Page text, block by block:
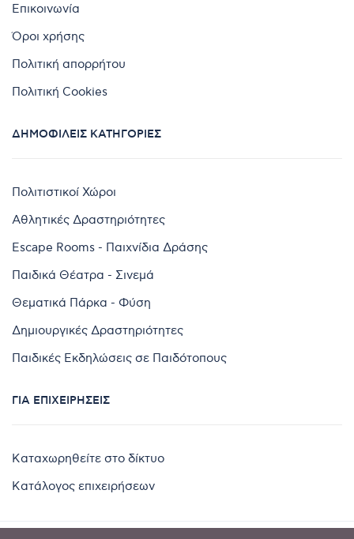
Επικοινωνία
Όροι χρήσης
Πολιτική απορρήτου
Πολιτική Cookies
ΔΗΜΟΦΙΛΕΊΣ ΚΑΤΗΓΟΡΊΕΣ
Πολιτιστικοί Χώροι
Αθλητικές Δραστηριότητες
Escape Rooms - Παιχνίδια Δράσης
Παιδικά Θέατρα - Σινεμά
Θεματικά Πάρκα - Φύση
Δημιουργικές Δραστηριότητες
Παιδικές Εκδηλώσεις σε Παιδότοπους
ΓΙΑ ΕΠΙΧΕΙΡΉΣΕΙΣ
Καταχωρηθείτε στο δίκτυο
Κατάλογος επιχειρήσεων